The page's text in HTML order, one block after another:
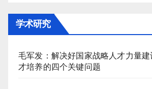
学术研究
毛军发：解决好国家战略人才力量建
才培养的四个关键问题